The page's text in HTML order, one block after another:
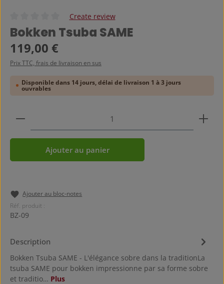
Note moyenne de 0 sur 5 étoiles
Create review
Bokken Tsuba SAME
Prix régulier :
119,00 €
Prix TTC, frais de livraison en sus
Disponible dans 14 jours, délai de livraison 1 à 3 jours
ouvrables
Quantité de produit : Entrez la quantité
Ajouter au panier
Ajouter au bloc-notes
Réf. produit :
BZ-09
Description
Bokken Tsuba SAME - L'élégance sobre dans la traditionLa
tsuba SAME pour bokken impressionne par sa forme sobre
et traditio… Plus